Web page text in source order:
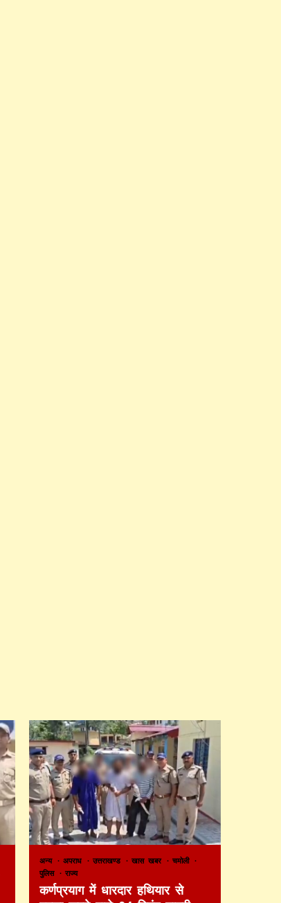
अन्य अपराध उत्तराखण्ड खास खबर
चमोली
पुलिस
राज्य
कर्णप्रयाग में धारदार हथियार से